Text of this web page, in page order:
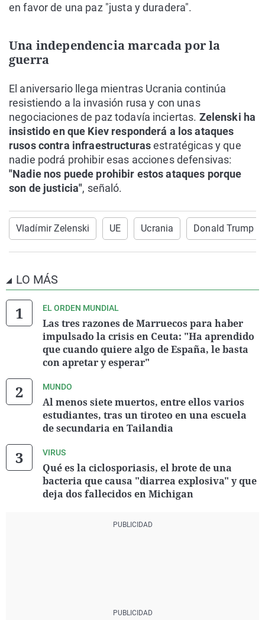
en favor de una paz "justa y duradera".
Una independencia marcada por la
guerra
El aniversario llega mientras Ucrania continúa
resistiendo a la invasión rusa y con unas
negociaciones de paz todavía inciertas. Zelenski ha
insistido en que Kiev responderá a los ataques
rusos contra infraestructurasestratégicas y que
nadie podrá prohibir esas acciones defensivas:
"Nadie nos puede prohibir estos ataques porque
son de justicia", señaló.
Vladímir Zelenski UE Ucrania Donald Trump
LO MÁS
EL ORDEN MUNDIAL
Las tres razones de Marruecos para haber
impulsado la crisis en Ceuta: "Ha aprendido
que cuando quiere algo de España, le basta
con apretar y esperar"
MUNDO
Al menos siete muertos, entre ellos varios
estudiantes, tras un tiroteo en una escuela
de secundaria en Tailandia
VIRUS
Qué es la ciclosporiasis, el brote de una
bacteria que causa "diarrea explosiva" y que
deja dos fallecidos en Michigan